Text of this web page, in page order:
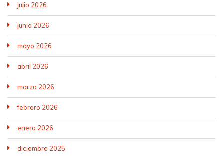
julio 2026
junio 2026
mayo 2026
abril 2026
marzo 2026
febrero 2026
enero 2026
diciembre 2025